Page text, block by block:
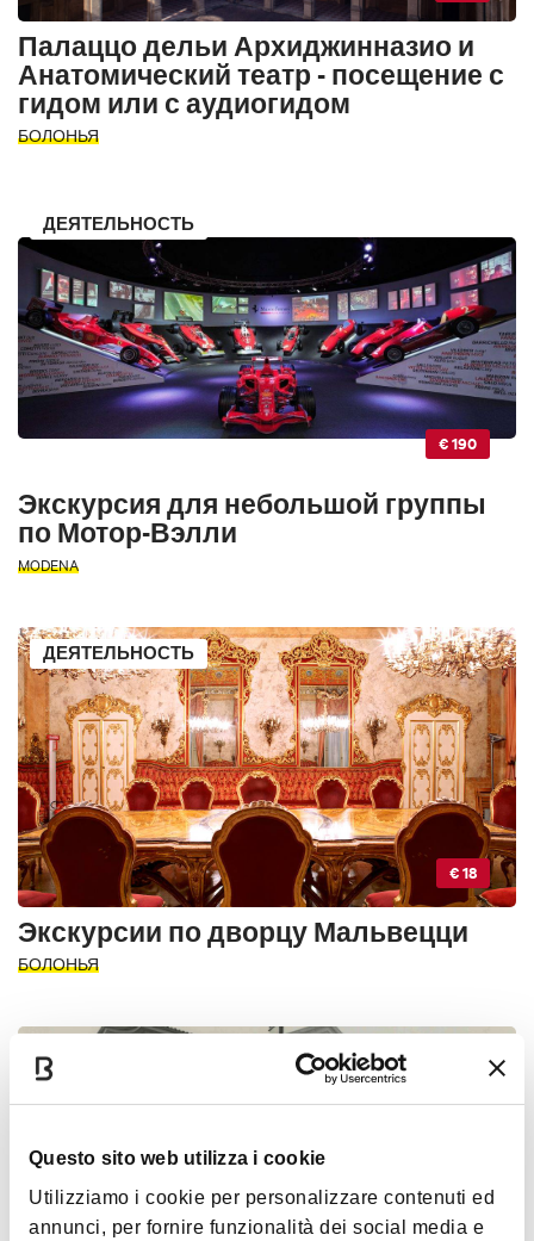
Questo sito web utilizza i cookie
Utilizziamo i cookie per personalizzare contenuti ed
annunci, per fornire funzionalità dei social media e
Палаццо дельи Архиджинназио и
Анатомический театр - посещение с
гидом или с аудиогидом
БОЛОНЬЯ
ДЕЯТЕЛЬНОСТЬ
€ 190
Экскурсия для небольшой группы
по Мотор-Вэлли
MODENA
ДЕЯТЕЛЬНОСТЬ
€ 18
Экскурсии по дворцу Мальвецци
БОЛОНЬЯ
ДЕЯТЕЛЬНОСТЬ